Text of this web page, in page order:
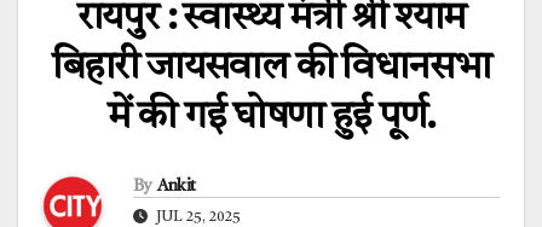
रायपुर : स्वास्थ्य मंत्री श्री श्याम
बिहारी जायसवाल की विधानसभा
में की गई घोषणा हुई पूर्ण.
By Ankit
JUL 25, 2025